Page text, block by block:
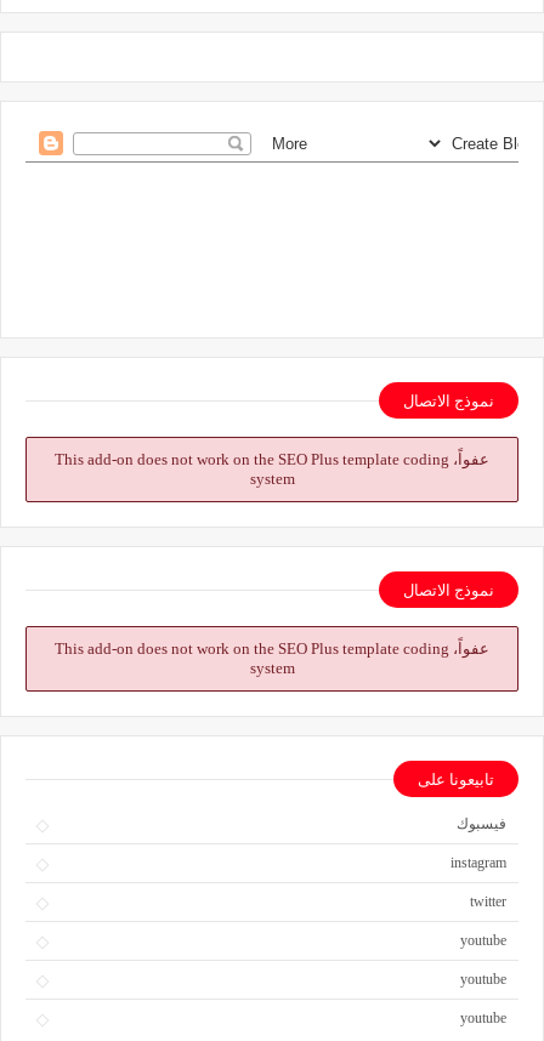
نموذج الاتصال
عفواً، This add-on does not work on the SEO Plus template coding
system
نموذج الاتصال
عفواً، This add-on does not work on the SEO Plus template coding
system
تابيعونا على
فيسبوك
instagram
twitter
youtube
youtube
youtube